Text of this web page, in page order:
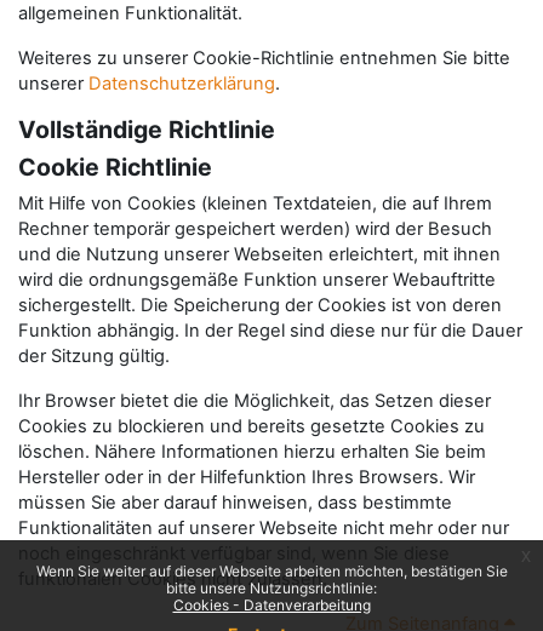
Wenn Sie weiter auf dieser Webseite arbeiten möchten, bestätigen Sie
bitte unsere Nutzungsrichtlinie:
Cookies - Datenverarbeitung
allgemeinen Funktionalität.
Weiteres zu unserer Cookie-Richtlinie entnehmen Sie bitte
unserer Datenschutzerklärung.
Vollständige Richtlinie
Cookie Richtlinie
Mit Hilfe von Cookies (kleinen Textdateien, die auf Ihrem
Rechner temporär gespeichert werden) wird der Besuch
und die Nutzung unserer Webseiten erleichtert, mit ihnen
wird die ordnungsgemäße Funktion unserer Webauftritte
sichergestellt. Die Speicherung der Cookies ist von deren
Funktion abhängig. In der Regel sind diese nur für die Dauer
der Sitzung gültig.
Ihr Browser bietet die die Möglichkeit, das Setzen dieser
Cookies zu blockieren und bereits gesetzte Cookies zu
löschen. Nähere Informationen hierzu erhalten Sie beim
Hersteller oder in der Hilfefunktion Ihres Browsers. Wir
müssen Sie aber darauf hinweisen, dass bestimmte
Funktionalitäten auf unserer Webseite nicht mehr oder nur
funktionalen Cookies nicht zulassen.